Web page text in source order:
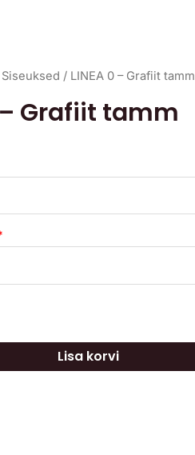
Siseuksed / LINEA 0 – Grafiit tamm
– Grafiit tamm
Lisa korvi